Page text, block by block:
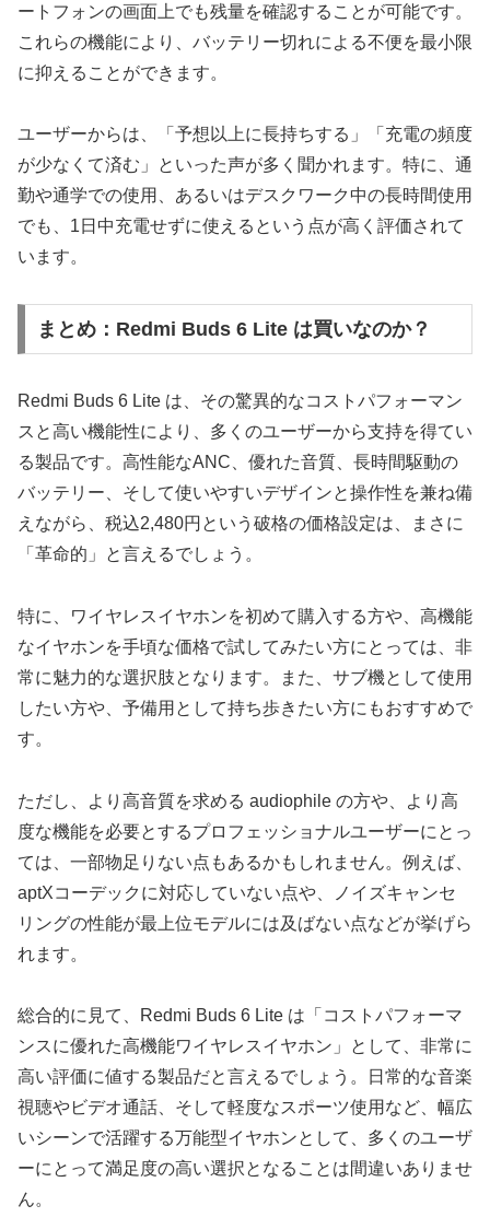
ートフォンの画面上でも残量を確認することが可能です。
これらの機能により、バッテリー切れによる不便を最小限
に抑えることができます。
ユーザーからは、「予想以上に長持ちする」「充電の頻度
が少なくて済む」といった声が多く聞かれます。特に、通
勤や通学での使用、あるいはデスクワーク中の長時間使用
でも、1日中充電せずに使えるという点が高く評価されて
います。
まとめ：Redmi Buds 6 Lite は買いなのか？
Redmi Buds 6 Lite は、その驚異的なコストパフォーマン
スと高い機能性により、多くのユーザーから支持を得てい
る製品です。高性能なANC、優れた音質、長時間駆動の
バッテリー、そして使いやすいデザインと操作性を兼ね備
えながら、税込2,480円という破格の価格設定は、まさに
「革命的」と言えるでしょう。
特に、ワイヤレスイヤホンを初めて購入する方や、高機能
なイヤホンを手頃な価格で試してみたい方にとっては、非
常に魅力的な選択肢となります。また、サブ機として使用
したい方や、予備用として持ち歩きたい方にもおすすめで
す。
ただし、より高音質を求める audiophile の方や、より高
度な機能を必要とするプロフェッショナルユーザーにとっ
ては、一部物足りない点もあるかもしれません。例えば、
aptXコーデックに対応していない点や、ノイズキャンセ
リングの性能が最上位モデルには及ばない点などが挙げら
れます。
総合的に見て、Redmi Buds 6 Lite は「コストパフォーマ
ンスに優れた高機能ワイヤレスイヤホン」として、非常に
高い評価に値する製品だと言えるでしょう。日常的な音楽
視聴やビデオ通話、そして軽度なスポーツ使用など、幅広
いシーンで活躍する万能型イヤホンとして、多くのユーザ
ーにとって満足度の高い選択となることは間違いありませ
ん。